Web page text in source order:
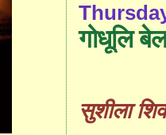
गोधूलि
सुशीला